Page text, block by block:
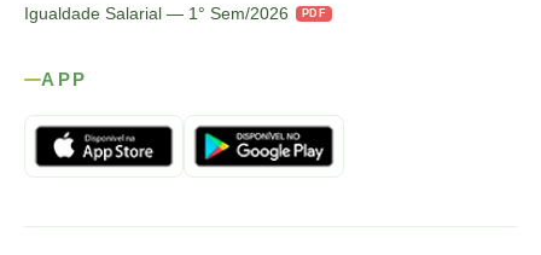
Igualdade Salarial — 1° Sem/2026
PDF
APP